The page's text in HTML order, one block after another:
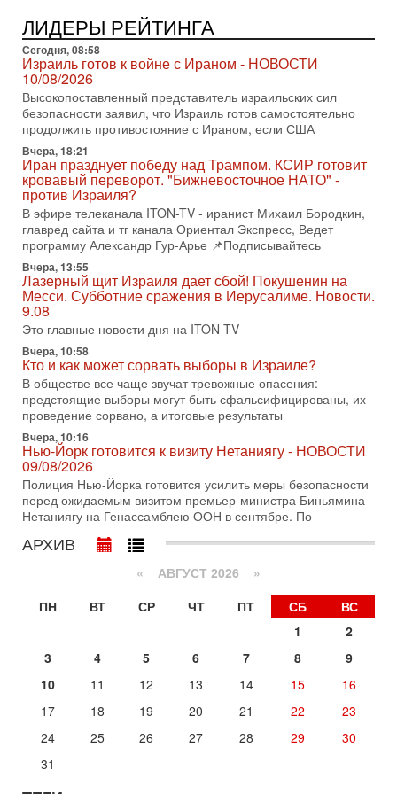
Ведет программу Александр Гур-Арье.
3-08-2026, 15:23
Иран задыхается. КСИР готовит удар! Россия теряет
последних союзников. Путин - псих!
В эфире ITON-TV доктор Эльдар Намазов , историк,
политолог, в прошлом – помощник Президента
Азербайджана Гейдара Алиева . Ведет программу
Александр
3-08-2026, 11:09
Выборы в Израиле в опасности?! ШАБАК формирует
спецотдел
В этом выпуске мы разбираем одну из самых тревожных
тем израильской политики. Известно, что израильская
Служба общей безопасности (ШАБАК) создала
3-08-2026, 08:32
Трамп и Иран: последний шанс - НОВОСТИ
03/08/2026
Президент США Дональд Трамп объявил о возобновлении
переговоров с Ираном, но Тегеран пока не подтвердил
готовность к диалогу. По словам американского
2-08-2026, 08:42
Трамп отменил удар по Ирану - НОВОСТИ
02/08/2026
Президент США Дональд Трамп сегодня заявил об отмене
подготовленного удара по Ирану после обращений
Тегерана и других стран региона. По его словам,
1-08-2026, 17:50
«Русский голос» Израиля: кто заберет его на этот
раз?
меняли политический ландшафт Израиля. Достаточно
Тайны закрытых дверей: о чём на самом деле
молчат Трамп и Нетаньяху?
Недавний визит премьер-министра Израиля Биньямина
Нетаньяху в США и его встреча с Дональдом Трампом
оставили больше вопросов, чем ответов. Полная
Сегодня, 08:58
Израиль готов к войне с Ираном - НОВОСТИ
10/08/2026
Высокопоставленный представитель израильских сил
продолжить противостояние с Ираном, если США
ЛИДЕРЫ РЕЙТИНГА
Сегодня, 08:58
Израиль готов к войне с Ираном - НОВОСТИ
10/08/2026
Высокопоставленный представитель израильских сил
безопасности заявил, что Израиль готов самостоятельно
продолжить противостояние с Ираном, если США
Вчера, 18:21
Иран празднует победу над Трампом. КСИР готовит
кровавый переворот. "Бижневосточное НАТО" -
против Израиля?
В эфире телеканала ITON-TV - иранист Михаил Бородкин,
главред сайта и тг канала Ориентал Экспресс, Ведет
программу Александр Гур-Арье 📌Подписывайтесь
Вчера, 13:55
Лазерный щит Израиля дает сбой! Покушенин на
Месси. Субботние сражения в Иерусалиме. Новости.
9.08
Это главные новости дня на ITON-TV
Вчера, 10:58
Кто и как может сорвать выборы в Израиле?
В обществе все чаще звучат тревожные опасения:
предстоящие выборы могут быть сфальсифицированы, их
проведение сорвано, а итоговые результаты
Вчера, 10:16
Нью-Йорк готовится к визиту Нетаниягу - НОВОСТИ
09/08/2026
Полиция Нью-Йорка готовится усилить меры безопасности
перед ожидаемым визитом премьер-министра Биньямина
Нетаниягу на Генассамблею ООН в сентябре. По
АРХИВ
« АВГУСТ 2026 »
ПН
ВТ СР ЧТ ПТ СБ
ВС
1
2
3
4 5 6 7 8
9
10
11 12 13 14 15
16
17
18 19 20 21 22
23
24
25 26 27 28 29
30
31